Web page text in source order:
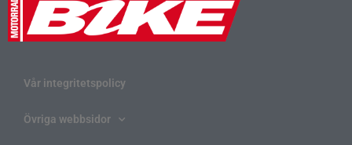
Vår integritetspolicy
Övriga webbsidor